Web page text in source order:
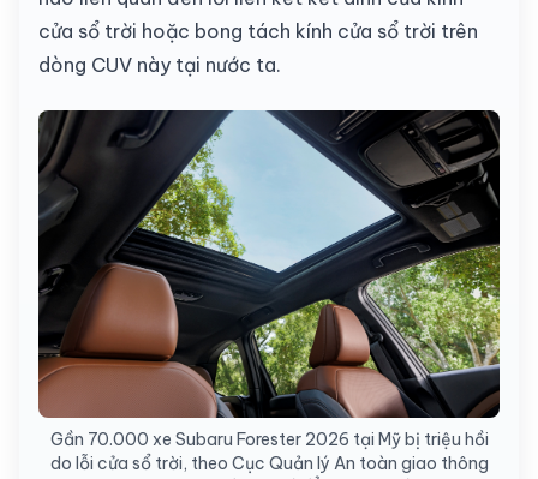
cửa sổ trời hoặc bong tách kính cửa sổ trời trên
dòng CUV này tại nước ta.
Gần 70.000 xe Subaru Forester 2026 tại Mỹ bị triệu hồi
do lỗi cửa sổ trời, theo Cục Quản lý An toàn giao thông